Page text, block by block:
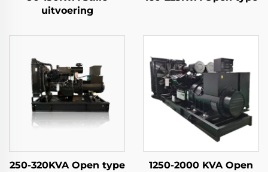
uitvoering
250-320KVA Open type
1250-2000 KVA Open